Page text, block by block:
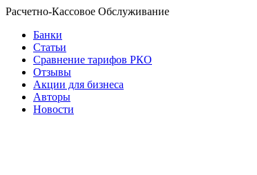
Расчетно-Кассовое Обслуживание
Банки
Статьи
Сравнение тарифов РКО
Отзывы
Акции для бизнеса
Авторы
Новости